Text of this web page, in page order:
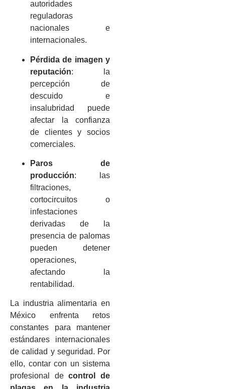
autoridades
reguladoras
nacionales e
internacionales.
Pérdida de imagen y
reputación: la
percepción de
descuido e
insalubridad puede
afectar la confianza
de clientes y socios
comerciales.
Paros de
producción: las
filtraciones,
cortocircuitos o
infestaciones
derivadas de la
presencia de palomas
pueden detener
operaciones,
afectando la
rentabilidad.
La industria alimentaria en
México enfrenta retos
constantes para mantener
estándares internacionales
de calidad y seguridad. Por
ello, contar con un sistema
profesional decontrol de